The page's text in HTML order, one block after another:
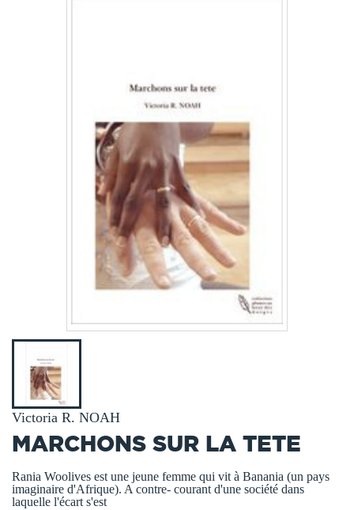
Victoria R. NOAH
MARCHONS SUR LA TETE
Rania Woolives est une jeune femme qui vit à Banania (un pays
imaginaire d'Afrique). A contre- courant d'une société dans
laquelle l'écart s'est